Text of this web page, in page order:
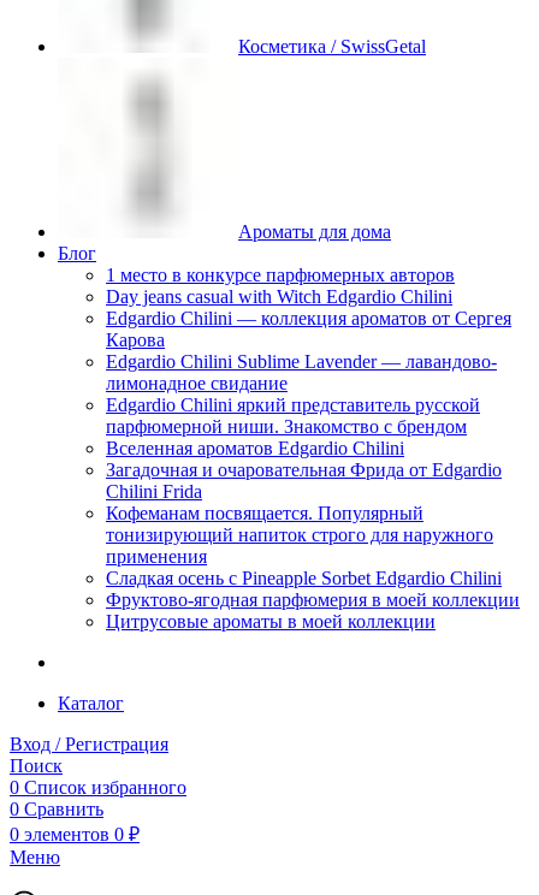
Косметика / SwissGetal
Ароматы для дома
Блог
1 место в конкурсе парфюмерных авторов
Day jeans casual with Witch Edgardio Chilini
Edgardio Chilini — коллекция ароматов от Сергея
Карова
Edgardio Chilini Sublime Lavender — лавандово-
лимонадное свидание
Edgardio Chilini яркий представитель русской
парфюмерной ниши. Знакомство с брендом
Вселенная ароматов Edgardio Chilini
Загадочная и очаровательная Фрида от Edgardio
Chilini Frida
Кофеманам посвящается. Популярный
тонизирующий напиток строго для наружного
применения
Сладкая осень с Pineapple Sorbet Edgardio Chilini
Фруктово-ягодная парфюмерия в моей коллекции
​Цитрусовые ароматы в моей коллекции
Каталог
Вход / Регистрация
Поиск
0 Список избранного
0 Сравнить
0 элементов 0 ₽
Меню